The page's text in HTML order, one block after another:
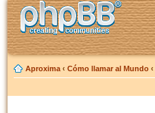
Aproxima ‹ Cómo llamar al Mundo ‹